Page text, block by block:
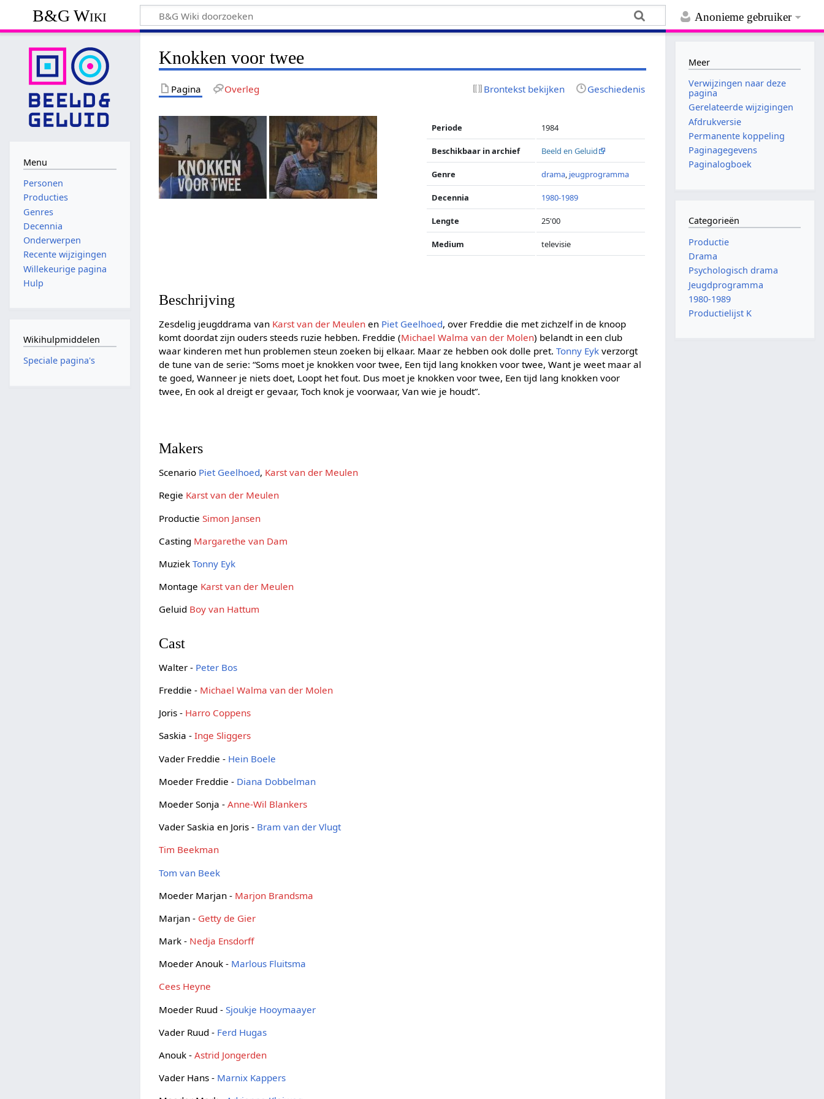
Anonieme gebruiker
B&G Wiki
Knokken voor twee
Pagina Overleg Brontekst bekijken Geschiedenis
Periode 1984
Beschikbaar in archief Beeld en Geluid
Genre drama, jeugprogramma
Decennia 1980-1989
Lengte 25'00
Medium televisie
Beschrijving
Zesdelig jeugddrama van Karst van der Meulen en Piet Geelhoed, over Freddie die met zichzelf in de knoop
komt doordat zijn ouders steeds ruzie hebben. Freddie (Michael Walma van der Molen) belandt in een club
waar kinderen met hun problemen steun zoeken bij elkaar. Maar ze hebben ook dolle pret.Tonny Eyk verzorgt
de tune van de serie: “Soms moet je knokken voor twee, Een tijd lang knokken voor twee, Want je weet maar al
te goed, Wanneer je niets doet, Loopt het fout. Dus moet je knokken voor twee, Een tijd lang knokken voor
twee, En ook al dreigt er gevaar, Toch knok je voorwaar, Van wie je houdt”.
Makers
Scenario Piet Geelhoed, Karst van der Meulen
Regie Karst van der Meulen
ProductieSimon Jansen
Casting Margarethe van Dam
MuziekTonny Eyk
Montage Karst van der Meulen
Geluid Boy van Hattum
Cast
Walter - Peter Bos
Freddie - Michael Walma van der Molen
Joris - Harro Coppens
Saskia -Inge Sliggers
Vader Freddie - Hein Boele
Moeder Freddie - Diana Dobbelman
Moeder Sonja -Anne-Wil Blankers
Vader Saskia en Joris - Bram van der Vlugt
Tim Beekman
Tom van Beek
Moeder Marjan - Marjon Brandsma
Marjan - Getty de Gier
Mark - Nedja Ensdorff
Moeder Anouk - Marlous Fluitsma
Cees Heyne
Moeder Ruud -Sjoukje Hooymaayer
Vader Ruud - Ferd Hugas
Anouk -Astrid Jongerden
Vader Hans - Marnix Kappers
Menu
Personen
Producties
Genres
Decennia
Onderwerpen
Recente wijzigingen
Willekeurige pagina
Hulp
Wikihulpmiddelen
Speciale pagina's
Meer
Verwijzingen naar deze
pagina
Gerelateerde wijzigingen
Afdrukversie
Permanente koppeling
Paginagegevens
Paginalogboek
Categorieën
Productie
Drama
Psychologisch drama
Jeugdprogramma
1980-1989
Productielijst K